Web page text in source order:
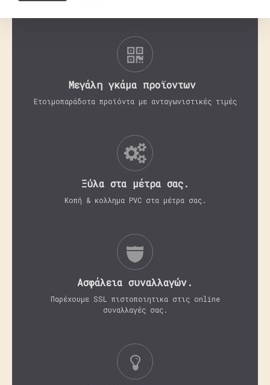
Μεγάλη γκάμα προϊοντων
Ετοιμοπαράδοτα προϊόντα με ανταγωνιστικές τιμές
Ξύλα στα μέτρα σας.
Κοπή & κολλημα PVC στα μέτρα σας.
Aσφάλεια συναλλαγών.
Παρέχουμε SSL πιστοποιητικα στις online
συναλλαγές σας.